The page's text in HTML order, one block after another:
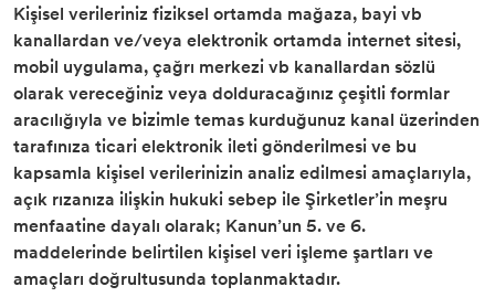
Kişisel verileriniz fiziksel ortamda mağaza, bayi vb
kanallardan ve/veya elektronik ortamda internet sitesi,
mobil uygulama, çağrı merkezi vb kanallardan sözlü
olarak vereceğiniz veya dolduracağınız çeşitli formlar
aracılığıyla ve bizimle temas kurduğunuz kanal üzerinden
tarafınıza ticari elektronik ileti gönderilmesi ve bu
kapsamla kişisel verilerinizin analiz edilmesi amaçlarıyla,
açık rızanıza ilişkin hukuki sebep ile Şirketler’in meşru
menfaatine dayalı olarak; Kanun’un 5. ve 6.
maddelerinde belirtilen kişisel veri işleme şartları ve
amaçları doğrultusunda toplanmaktadır.